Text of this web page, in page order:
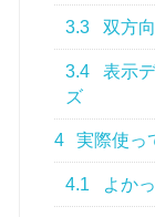
3.3 双方
3.4
表示
ズ
4 実際使っ
4.1 よか